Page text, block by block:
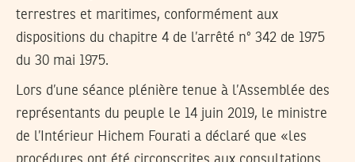
terrestres et maritimes, conformément aux
dispositions du chapitre 4 de l’arrêté n° 342 de 1975
du 30 mai 1975.
Lors d’une séance plénière tenue à l’Assemblée des
représentants du peuple le 14 juin 2019, le ministre
de l’Intérieur Hichem Fourati a déclaré que «les